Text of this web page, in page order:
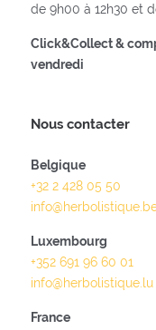
de 9h00 à 12h30 et
Click&Collect &
vendredi
Nous contacter
Belgique
+32 2 428 05 50
Luxembourg
+352 691 96 60 01
info@herbolistique.lu
France